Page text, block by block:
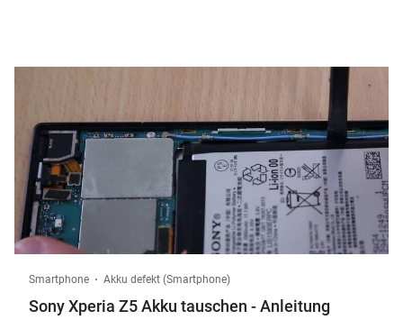
Smartphone Akku defekt (Smartphone)
Sony Xperia Z5 Akku tauschen - Anleitung